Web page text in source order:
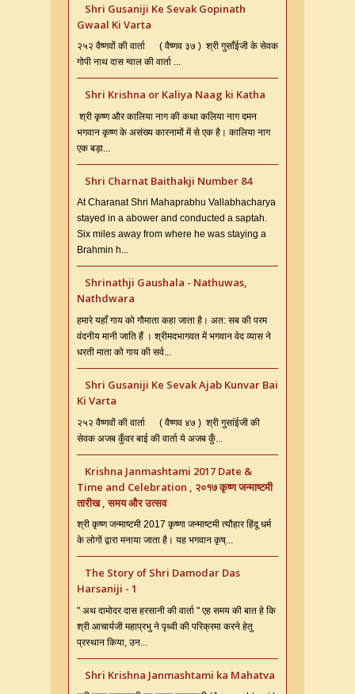
Shri Gusaniji Ke Sevak Gopinath
Gwaal Ki Varta
२५२ वैष्णवों की वार्ता ( वैष्णव ३७ ) श्री गुसाँईजी के सेवक
गोपी नाथ दास ग्वाल की वार्ता ...
Shri Krishna or Kaliya Naag ki Katha
श्री कृष्ण और कालिया नाग की कथा कलिया नाग दमन
भगवान कृष्ण के असंख्य कारनामों में से एक है। कालिया नाग
एक बड़ा...
Shri Charnat Baithakji Number 84
At Charanat Shri Mahaprabhu Vallabhacharya
stayed in a abower and conducted a saptah.
Six miles away from where he was staying a
Brahmin h...
Shrinathji Gaushala - Nathuwas,
Nathdwara
हमारे यहाँ गाय को गौमाता कहा जाता है। अत: सब की परम
वंदनीय मानी जाति हैं । श्रीमदभागवत में भगवान वेद व्यास ने
धरती माता को गाय की सर्व...
Shri Gusaniji Ke Sevak Ajab Kunvar Bai
Ki Varta
२५२ वैष्णवों की वार्ता ( वैष्णव ४७ ) श्री गुसांईजी की
सेवक अजब कुँवर बाई की वार्ता ये अजब कुँ...
Krishna Janmashtami 2017 Date &
Time and Celebration , २०१७ कृष्ण जन्माष्टमी
तारीख , समय और उत्सव
श्री कृष्ण जन्माष्टमी 2017 कृष्णा जन्माष्टमी त्यौहार हिंदू धर्म
के लोगों द्वारा मनाया जाता है। यह भगवान कृष्...
The Story of Shri Damodar Das
Harsaniji - 1
" अथ दामोदर दास हरसानी की वार्ता " एह समय की बात हे कि
श्री आचार्यजी महाप्रभु ने पृथ्वी की परिक्रमा करने हेतु
प्रस्थान किया, उन...
Shri Krishna Janmashtami ka Mahatva